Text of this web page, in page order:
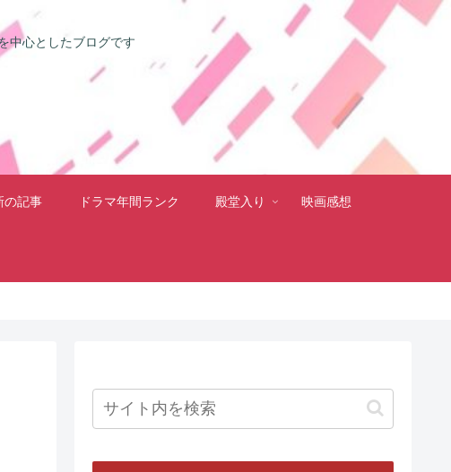
中心としたブログです
の記事 ドラマ年間ランク 殿堂入り 映画感想